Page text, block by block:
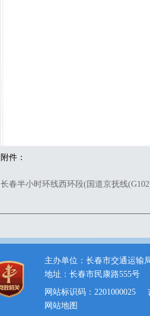
附件：
长春半小时环线西环段(国道京抚线
主办单位：长春市交通运输
地址：长春市民康路555号
网站标识码：2201000025
网站地图